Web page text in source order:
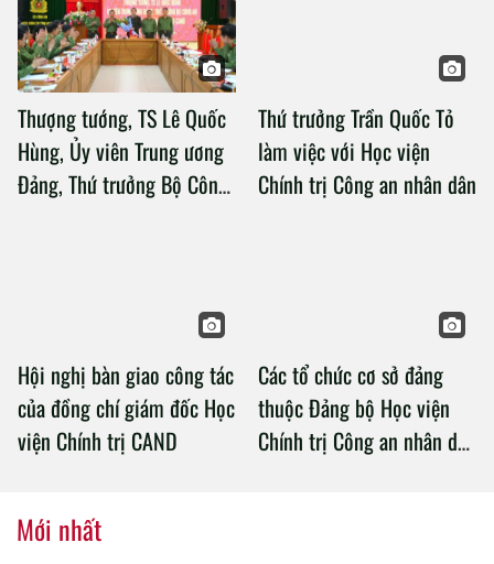
Thượng tướng, TS Lê Quốc
Hùng, Ủy viên Trung ương
Đảng, Thứ trưởng Bộ Công
Thứ trưởng Trần Quốc Tỏ
làm việc với Học viện
Chính trị Công an nhân dân
Hội nghị bàn giao công tác
của đồng chí giám đốc Học
viện Chính trị CAND
Các tổ chức cơ sở đảng
thuộc Đảng bộ Học viện
Chính trị Công an nhân dân
Mới nhất